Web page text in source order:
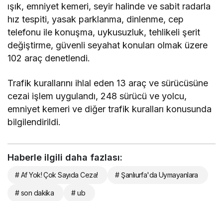
ışık, emniyet kemeri, seyir halinde ve sabit radarla
hız tespiti, yasak parklanma, dinlenme, cep
telefonu ile konuşma, uykusuzluk, tehlikeli şerit
değiştirme, güvenli seyahat konuları olmak üzere
102 araç denetlendi.
Trafik kurallarını ihlal eden 13 araç ve sürücüsüne
cezai işlem uygulandı, 248 sürücü ve yolcu,
emniyet kemeri ve diğer trafik kuralları konusunda
bilgilendirildi.
Haberle ilgili daha fazlası:
# Af Yok! Çok Sayıda Ceza! # Şanlıurfa'da Uymayanlara
# son dakika # ub